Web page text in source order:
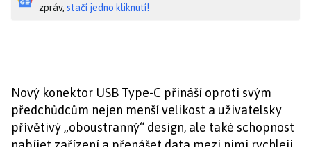
zpráv, stačí jedno kliknutí!
Nový konektor USB Type-C přináší oproti svým
předchůdcům nejen menší velikost a uživatelsky
přívětivý „oboustranný“ design, ale také schopnost